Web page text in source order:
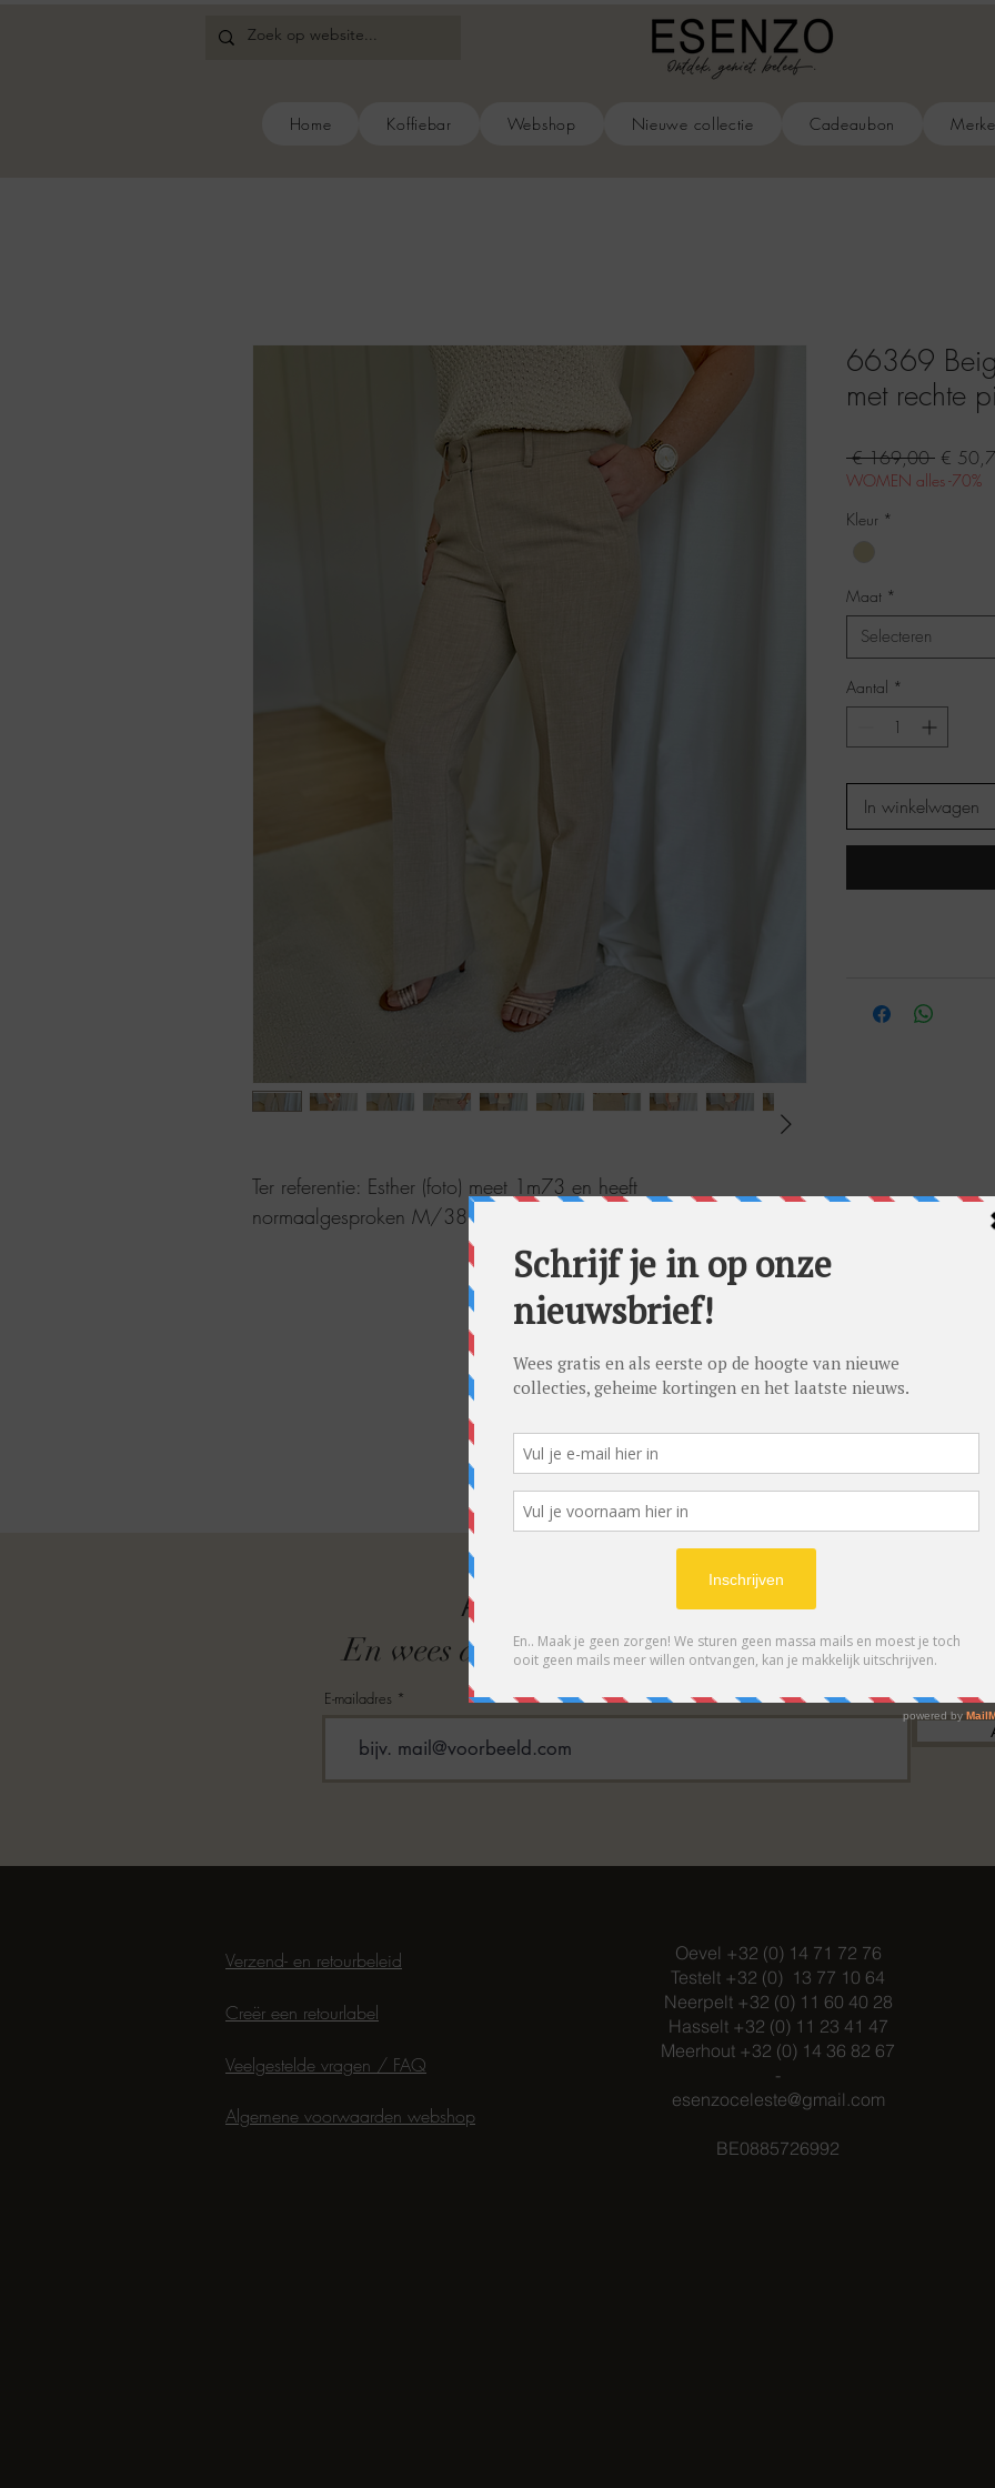
Home Koffiebar Webshop Nieuwe collectie Cadeaubon
Ter referentie: Esther (foto) meet 1m73 en heeft
normaalgesproken M/38. Ze draagt op foto maat 38.
66369
met rechte
€ 169,00
prijs
€
WOMEN alles -70%
Kleur *
Maat *
Selecteren
Aantal *
In winkelwagen
ABONNEER OP ONZE NIEUWSBRIEF
En wees als eerste op de hoogte van acties en- /
E-mailadres
Verzend- en retourbeleid
Creër een retourlabel
Veelgestelde vragen / FAQ
Oevel +32 (0) 14 71 72 76
Testelt +32 (0) 13 77 10 64
Neerpelt +32 (0) 11 60 40 28
Hasselt +32 (0) 11 23 41 47
Meerhout +32 (0) 14 36 82 67
-
esenzoceleste@gmail.com
BE0885726992
Algemene voorwaarden webshop